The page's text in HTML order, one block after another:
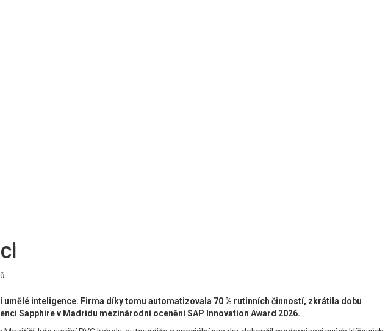
inteligence. Firma díky tomu automatizovala 70 % rutinních činností, zkrátila dobu
Sapphire v Madridu mezinárodní ocenění SAP Innovation Award 2026.